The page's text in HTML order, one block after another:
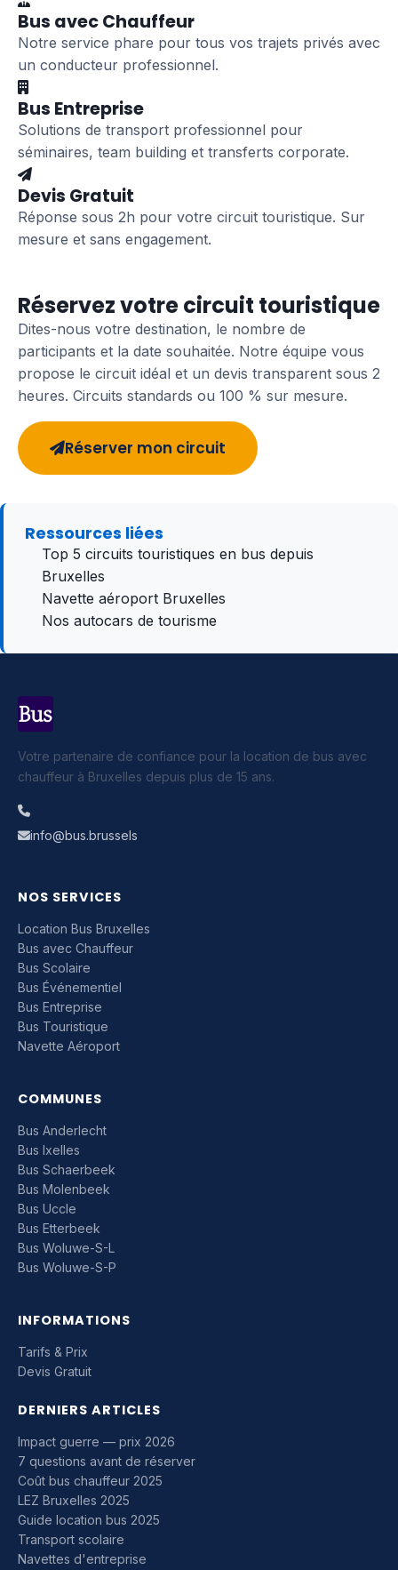
Bus avec Chauffeur
Notre service phare pour tous vos trajets privés avec
un conducteur professionnel.
Bus Entreprise
Solutions de transport professionnel pour
séminaires, team building et transferts corporate.
Devis Gratuit
Réponse sous 2h pour votre circuit touristique. Sur
mesure et sans engagement.
Réservez votre circuit touristique
Dites-nous votre destination, le nombre de
participants et la date souhaitée. Notre équipe vous
propose le circuit idéal et un devis transparent sous 2
heures. Circuits standards ou 100 % sur mesure.
Réserver mon circuit
Ressources liées
Top 5 circuits touristiques en bus depuis
Bruxelles
Navette aéroport Bruxelles
Nos autocars de tourisme
Votre partenaire de confiance pour la location de bus avec
chauffeur à Bruxelles depuis plus de 15 ans.
info@bus.brussels
NOS SERVICES
Location Bus Bruxelles
Bus avec Chauffeur
Bus Scolaire
Bus Événementiel
Bus Entreprise
Bus Touristique
Navette Aéroport
COMMUNES
Bus Anderlecht
Bus Ixelles
Bus Schaerbeek
Bus Molenbeek
Bus Uccle
Bus Etterbeek
Bus Woluwe-S-L
Bus Woluwe-S-P
INFORMATIONS
Tarifs & Prix
Devis Gratuit
DERNIERS ARTICLES
Impact guerre — prix 2026
7 questions avant de réserver
Coût bus chauffeur 2025
LEZ Bruxelles 2025
Guide location bus 2025
Transport scolaire
Navettes d'entreprise